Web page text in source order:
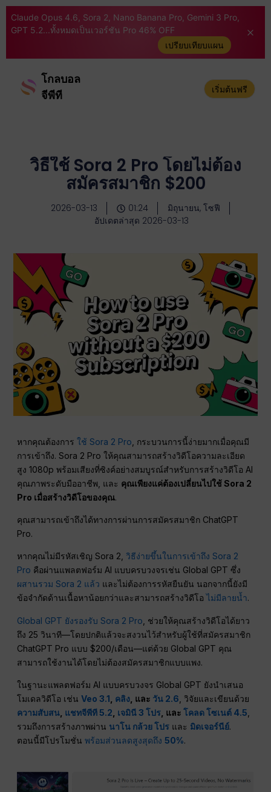
Claude Opus 4.6, Sora 2, Nano Banana Pro, Gemini 3 Pro,
GPT 5.2...ทั้งหมดเป็นเวอร์ชัน Pro 46% OFF
เปรียบเทียบแผน
โกลบอล
จีพีที
เริ่มต้นฟรี
วิธีใช้ Sora 2 Pro โดยไม่ต้อง
สมัครสมาชิก $200
2026-03-13 01:24
มิถุนายน, โซฟี
อัปเดตล่าสุด 2026-03-13
หากคุณต้องการใช้ Sora 2 Pro , กระบวนการนี้ง่ายมากเมื่อคุณมี
การเข้าถึง. Sora 2 Pro ให้คุณสามารถสร้างวิดีโอความละเอียด
สูง 1080p พร้อมเสียงที่ซิงค์อย่างสมบูรณ์สำหรับการสร้างวิดีโอ AI
คุณภาพระดับมืออาชีพ, และ คุณเพียงแค่ต้องเปลี่ยนไปใช้ Sora 2
Pro เมื่อสร้างวิดีโอของคุณ.
คุณสามารถเข้าถึงได้ทางการผ่านการสมัครสมาชิก ChatGPT
Pro.
หากคุณไม่มีรหัสเชิญ Sora 2, วิธีง่ายขึ้นในการเข้าถึง Sora 2
Pro คือผ่านแพลตฟอร์ม AI แบบครบวงจรเช่น Global GPT ซึ่ง
ผสานรวม Sora 2 แล้ว และไม่ต้องการรหัสยืนยัน นอกจากนี้ยังมี
ข้อจำกัดด้านเนื้อหาน้อยกว่าและสามารถสร้างวิดีโอไม่มีลายน้ำ.
Global GPT ยังรองรับ Sora 2 Pro , ช่วยให้คุณสร้างวิดีโอได้ยาว
ถึง 25 วินาที—โดยปกติแล้วจะสงวนไว้สำหรับผู้ใช้ที่สมัครสมาชิก
ChatGPT Pro แบบ $200/เดือน—แต่ด้วย Global GPT คุณ
สามารถใช้งานได้โดยไม่ต้องสมัครสมาชิกแบบแพง.
ในฐานะแพลตฟอร์ม AI แบบครบวงจร Global GPT ยังนำเสนอ
โมเดลวิดีโอ เช่นVeo 3.1 คลิง , และ วัน 2.6 , วิจัยและเขียนด้วย
ความสับสน แชทจีพีที 5.2 เจมินี 3 โปร , และโคลด โซเนต์ 4.5
รวมถึงการสร้างภาพผ่าน นาโน กล้วย โปร และ มิดเจอร์นีย์.
ตอนนี้มีโปรโมชั่นพร้อมส่วนลดสูงสุดถึง50%.